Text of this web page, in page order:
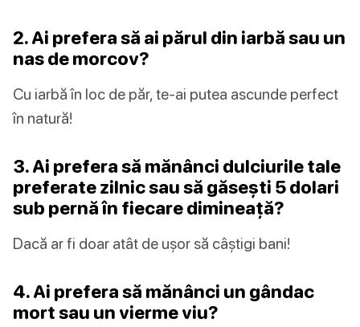
2. Ai prefera să ai părul din iarbă sau un
nas de morcov?
Cu iarbă în loc de păr, te-ai putea ascunde perfect
în natură!
3. Ai prefera să mănânci dulciurile tale
preferate zilnic sau să găsești 5 dolari
sub pernă în fiecare dimineață?
Dacă ar fi doar atât de ușor să câștigi bani!
4. Ai prefera să mănânci un gândac
mort sau un vierme viu?